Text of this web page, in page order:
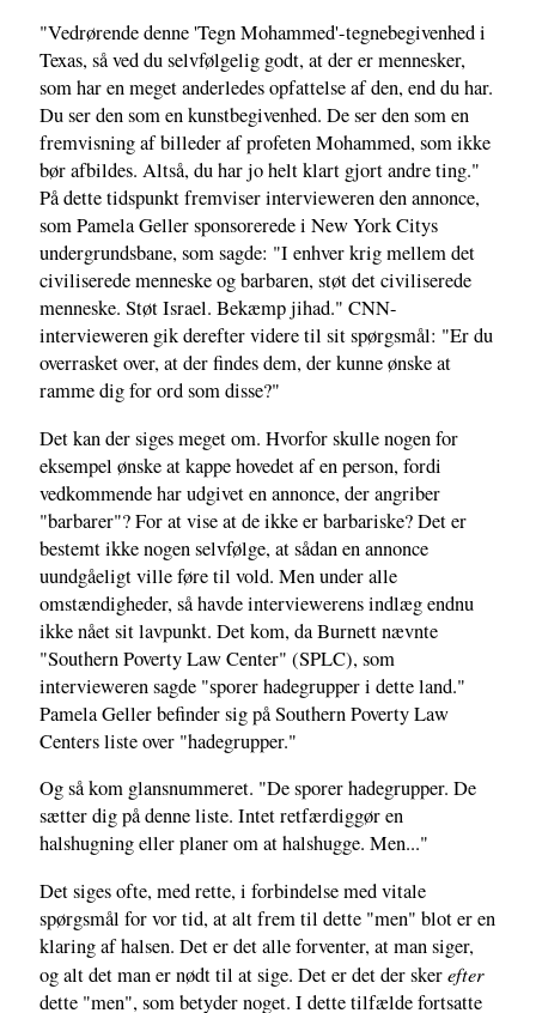
"Vedrørende denne 'Tegn Mohammed'-tegnebegivenhed i
Texas, så ved du selvfølgelig godt, at der er mennesker,
som har en meget anderledes opfattelse af den, end du har.
Du ser den som en kunstbegivenhed. De ser den som en
fremvisning af billeder af profeten Mohammed, som ikke
bør afbildes. Altså, du har jo helt klart gjort andre ting."
På dette tidspunkt fremviser intervieweren den annonce,
som Pamela Geller sponsorerede i New York Citys
undergrundsbane, som sagde: "I enhver krig mellem det
civiliserede menneske og barbaren, støt det civiliserede
menneske. Støt Israel. Bekæmp jihad." CNN-
intervieweren gik derefter videre til sit spørgsmål: "Er du
overrasket over, at der findes dem, der kunne ønske at
ramme dig for ord som disse?"
Det kan der siges meget om. Hvorfor skulle nogen for
eksempel ønske at kappe hovedet af en person, fordi
vedkommende har udgivet en annonce, der angriber
"barbarer"? For at vise at de ikke er barbariske? Det er
bestemt ikke nogen selvfølge, at sådan en annonce
uundgåeligt ville føre til vold. Men under alle
omstændigheder, så havde interviewerens indlæg endnu
ikke nået sit lavpunkt. Det kom, da Burnett nævnte
"Southern Poverty Law Center" (SPLC), som
intervieweren sagde "sporer hadegrupper i dette land."
Pamela Geller befinder sig på Southern Poverty Law
Centers liste over "hadegrupper."
Og så kom glansnummeret. "De sporer hadegrupper. De
sætter dig på denne liste. Intet retfærdiggør en
halshugning eller planer om at halshugge. Men..."
Det siges ofte, med rette, i forbindelse med vitale
spørgsmål for vor tid, at alt frem til dette "men" blot er en
klaring af halsen. Det er det alle forventer, at man siger,
og alt det man er nødt til at sige. Det er det der skerefter
dette "men", som betyder noget. I dette tilfælde fortsatte